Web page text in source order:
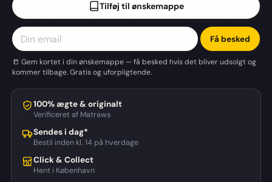
Tilføj til ønskemappe
Få besked
📒 Gem kortet i din ønskemappe — få besked hvis det bliver udsolgt og
kommer tilbage. Gratis og uforpligtende.
100% ægte & originalt
Verificeret af Matraws
Sendes i dag*
Bestil inden kl. 14 på hverdage
Click & Collect
Hent i København